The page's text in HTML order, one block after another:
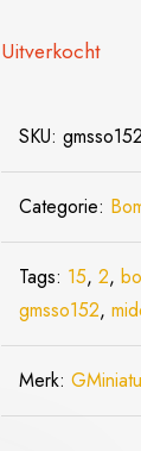
Uitverkocht
SKU:gmsso152
Categorie:
Tags: 15,2,
gmsso152,
Merk: